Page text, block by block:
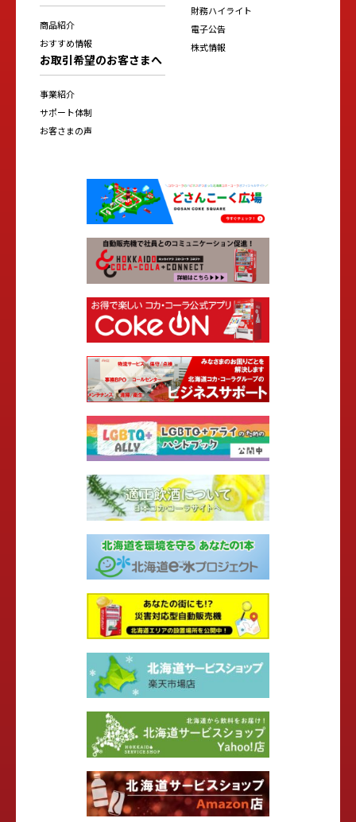
商品紹介
おすすめ情報
お取引希望のお客さまへ
事業紹介
サポート体制
お客さまの声
財務ハイライト
電子公告
株式情報